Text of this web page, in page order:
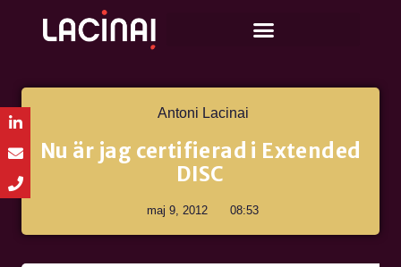
Antoni Lacinai
Nu är jag certifierad i Extended
DISC
maj 9, 2012 08:53